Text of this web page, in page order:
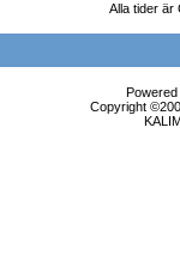
Alla tider är
Copyright